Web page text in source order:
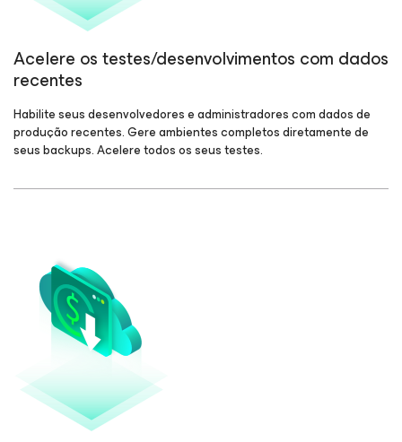
Acelere os testes/desenvolvimentos com dados
recentes
Habilite seus desenvolvedores e administradores com dados de
produção recentes. Gere ambientes completos diretamente de
seus backups. Acelere todos os seus testes.